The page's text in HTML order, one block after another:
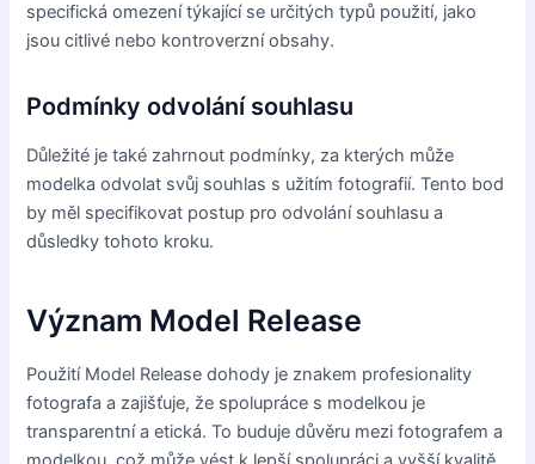
specifická omezení týkající se určitých typů použití, jako
jsou citlivé nebo kontroverzní obsahy.
Podmínky odvolání souhlasu
Důležité je také zahrnout podmínky, za kterých může
modelka odvolat svůj souhlas s užitím fotografií. Tento bod
by měl specifikovat postup pro odvolání souhlasu a
důsledky tohoto kroku.
Význam Model Release
Použití Model Release dohody je znakem profesionality
fotografa a zajišťuje, že spolupráce s modelkou je
transparentní a etická. To buduje důvěru mezi fotografem a